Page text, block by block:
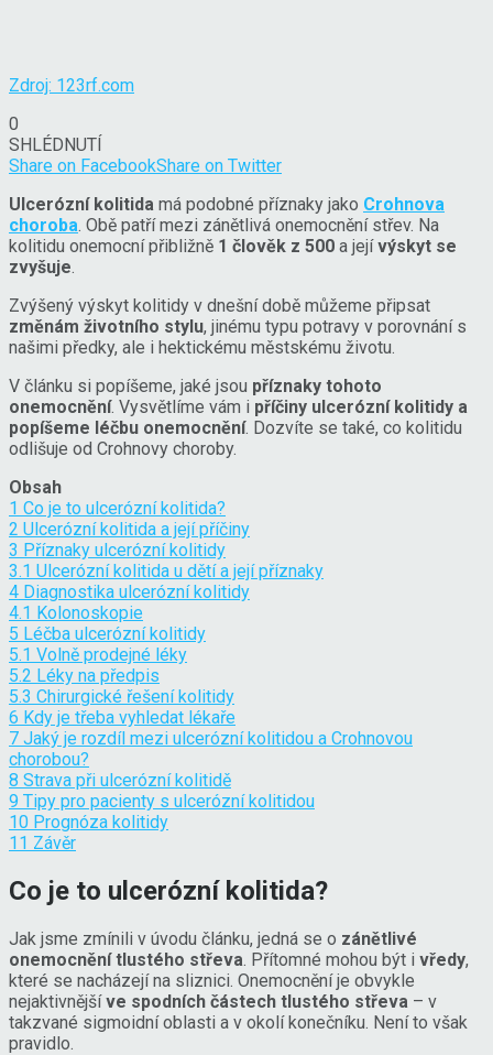
Zdroj: 123rf.com
0
SHLÉDNUTÍ
Share on FacebookShare on Twitter
Ulcerózní kolitida má podobné příznaky jako Crohnova
choroba. Obě patří mezi zánětlivá onemocnění střev. Na
kolitidu onemocní přibližně 1 člověk z 500 a jejívýskyt se
zvyšuje.
Zvýšený výskyt kolitidy v dnešní době můžeme připsat
změnám životního stylu, jinému typu potravy v porovnání s
našimi předky, ale i hektickému městskému životu.
V článku si popíšeme, jaké jsou příznaky tohoto
onemocnění. Vysvětlíme vám i příčiny ulcerózní kolitidy a
popíšeme léčbu onemocnění. Dozvíte se také, co kolitidu
odlišuje od Crohnovy choroby.
Obsah
1 Co je to ulcerózní kolitida?
2 Ulcerózní kolitida a její příčiny
3 Příznaky ulcerózní kolitidy
3.1 Ulcerózní kolitida u dětí a její příznaky
4 Diagnostika ulcerózní kolitidy
4.1 Kolonoskopie
5 Léčba ulcerózní kolitidy
5.1 Volně prodejné léky
5.2 Léky na předpis
5.3 Chirurgické řešení kolitidy
6 Kdy je třeba vyhledat lékaře
7 Jaký je rozdíl mezi ulcerózní kolitidou a Crohnovou
chorobou?
8 Strava při ulcerózní kolitidě
9 Tipy pro pacienty s ulcerózní kolitidou
10 Prognóza kolitidy
11 Závěr
Co je to ulcerózní kolitida?
Jak jsme zmínili v úvodu článku, jedná se o zánětlivé
onemocnění tlustého střeva . Přítomné mohou být i vředy,
které se nacházejí na sliznici. Onemocnění je obvykle
nejaktivnějšíve spodních částech tlustého střeva – v
takzvané sigmoidní oblasti a v okolí konečníku. Není to však
pravidlo.